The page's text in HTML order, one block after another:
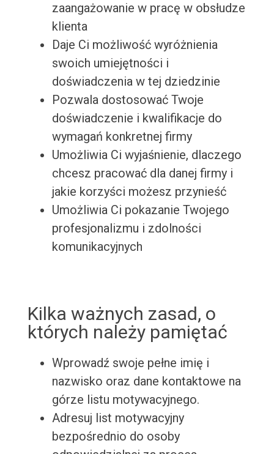
zaangażowanie w pracę w obsłudze
klienta
Daje Ci możliwość wyróżnienia
swoich umiejętności i
doświadczenia w tej dziedzinie
Pozwala dostosować Twoje
doświadczenie i kwalifikacje do
wymagań konkretnej firmy
Umożliwia Ci wyjaśnienie, dlaczego
chcesz pracować dla danej firmy i
jakie korzyści możesz przynieść
Umożliwia Ci pokazanie Twojego
profesjonalizmu i zdolności
komunikacyjnych
Kilka ważnych zasad, o
których należy pamiętać
Wprowadź swoje pełne imię i
nazwisko oraz dane kontaktowe na
górze listu motywacyjnego.
Adresuj list motywacyjny
bezpośrednio do osoby